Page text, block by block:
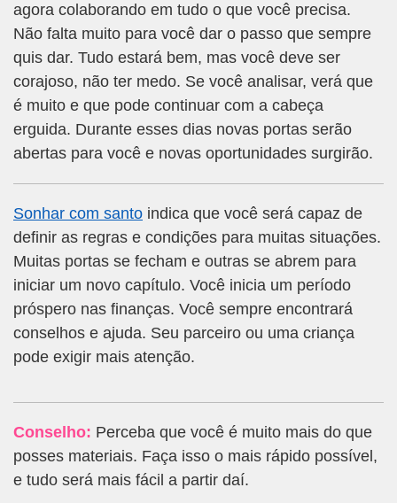
agora colaborando em tudo o que você precisa.
Não falta muito para você dar o passo que sempre
quis dar. Tudo estará bem, mas você deve ser
corajoso, não ter medo. Se você analisar, verá que
é muito e que pode continuar com a cabeça
erguida. Durante esses dias novas portas serão
abertas para você e novas oportunidades surgirão.
Sonhar com santo indica que você será capaz de
definir as regras e condições para muitas situações.
Muitas portas se fecham e outras se abrem para
iniciar um novo capítulo. Você inicia um período
próspero nas finanças. Você sempre encontrará
conselhos e ajuda. Seu parceiro ou uma criança
pode exigir mais atenção.
Conselho: Perceba que você é muito mais do que
posses materiais. Faça isso o mais rápido possível,
e tudo será mais fácil a partir daí.